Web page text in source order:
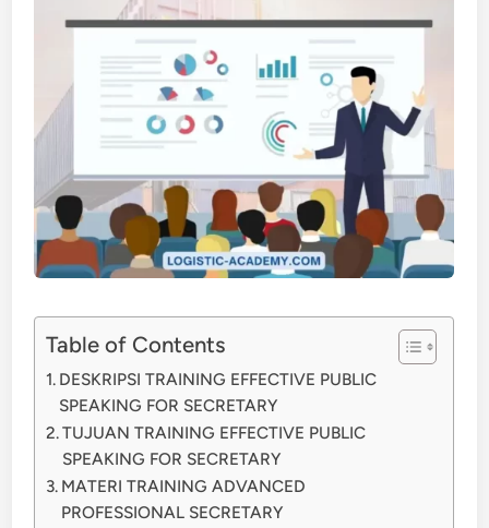
Table of Contents
DESKRIPSI TRAINING EFFECTIVE PUBLIC
SPEAKING FOR SECRETARY
TUJUAN TRAINING EFFECTIVE PUBLIC
SPEAKING FOR SECRETARY
MATERI TRAINING ADVANCED
PROFESSIONAL SECRETARY